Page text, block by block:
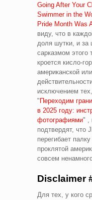
Going After Your
Swimmer in the
Pride Month Was
виду, что в
доля шутки, и за
сарказмом этого
кроется кисло-
американской
исключением
" Переходим
в 2025 году:
фотографиями" ,
подтвердят, что
перегибает
проклятой
совсем
Disclaimer
Для тех, у кого